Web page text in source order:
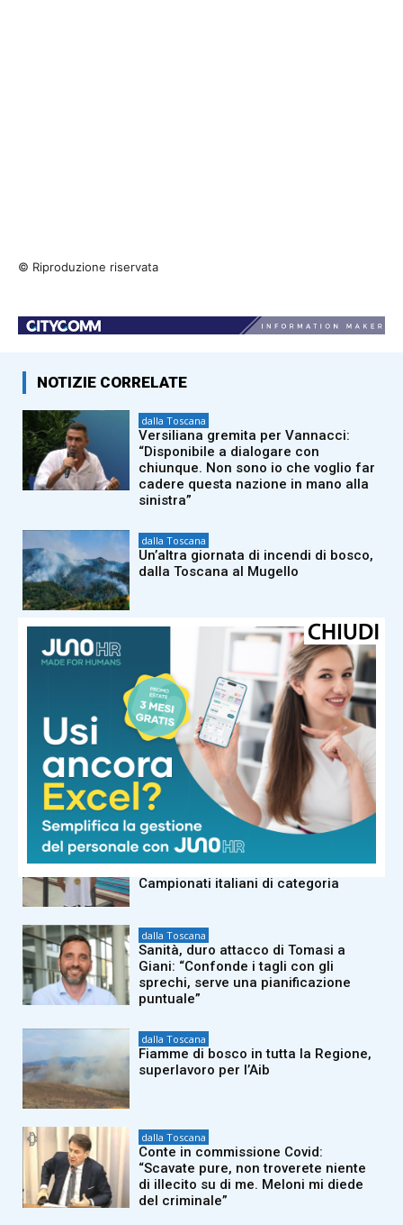
© Riproduzione riservata
NOTIZIE CORRELATE
dalla Toscana
Versiliana gremita per Vannacci:
“Disponibile a dialogare con
chiunque. Non sono io che voglio far
cadere questa nazione in mano alla
sinistra”
dalla Toscana
Un’altra giornata di incendi di bosco,
dalla Toscana al Mugello
Autorità portuale regionale,
approvato il piano triennale: 7,5
milioni di euro per gli scali toscani
dalla Toscana
Bruciano i boschi di Firenzuola: in
azione elicotteri e Canadair. Fiamme
domate nel resto della regione
dalla Toscana
Nuoto, la Rari Nantes Florentia
raggiunge le 21 medaglie ai
Campionati italiani di categoria
dalla Toscana
Sanità, duro attacco di Tomasi a
Giani: “Confonde i tagli con gli
sprechi, serve una pianificazione
puntuale”
dalla Toscana
Fiamme di bosco in tutta la Regione,
superlavoro per l’Aib
dalla Toscana
Conte in commissione Covid:
“Scavate pure, non troverete niente
di illecito su di me. Meloni mi diede
del criminale”